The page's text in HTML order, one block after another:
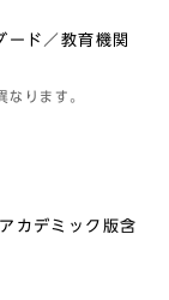
ド／教育機関
ります。
カデミック版含